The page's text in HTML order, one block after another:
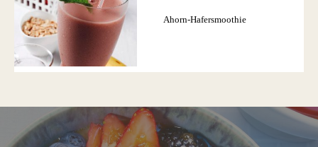
Ahorn-Hafersmoothie